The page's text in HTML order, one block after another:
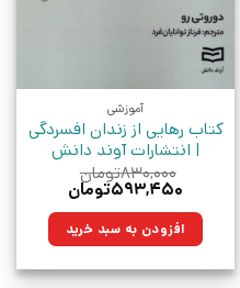
آموزشی
کتاب رهایی از زندان افسردگی
| انتشارات آوند دانش
۸۳۰,۰۰۰تومان
قیمت
۸۳۰,۰۰۰تومان
بود.
۵۹۳,۴۵۰تومان
۵۹۳,۴۵۰تومان. افزودن به سبد خرید